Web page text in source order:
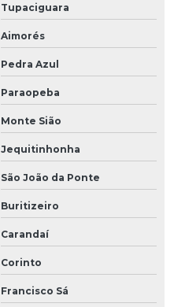
Tupaciguara
Aimorés
Pedra Azul
Paraopeba
Monte Sião
Jequitinhonha
São João da Ponte
Buritizeiro
Carandaí
Corinto
Francisco Sá